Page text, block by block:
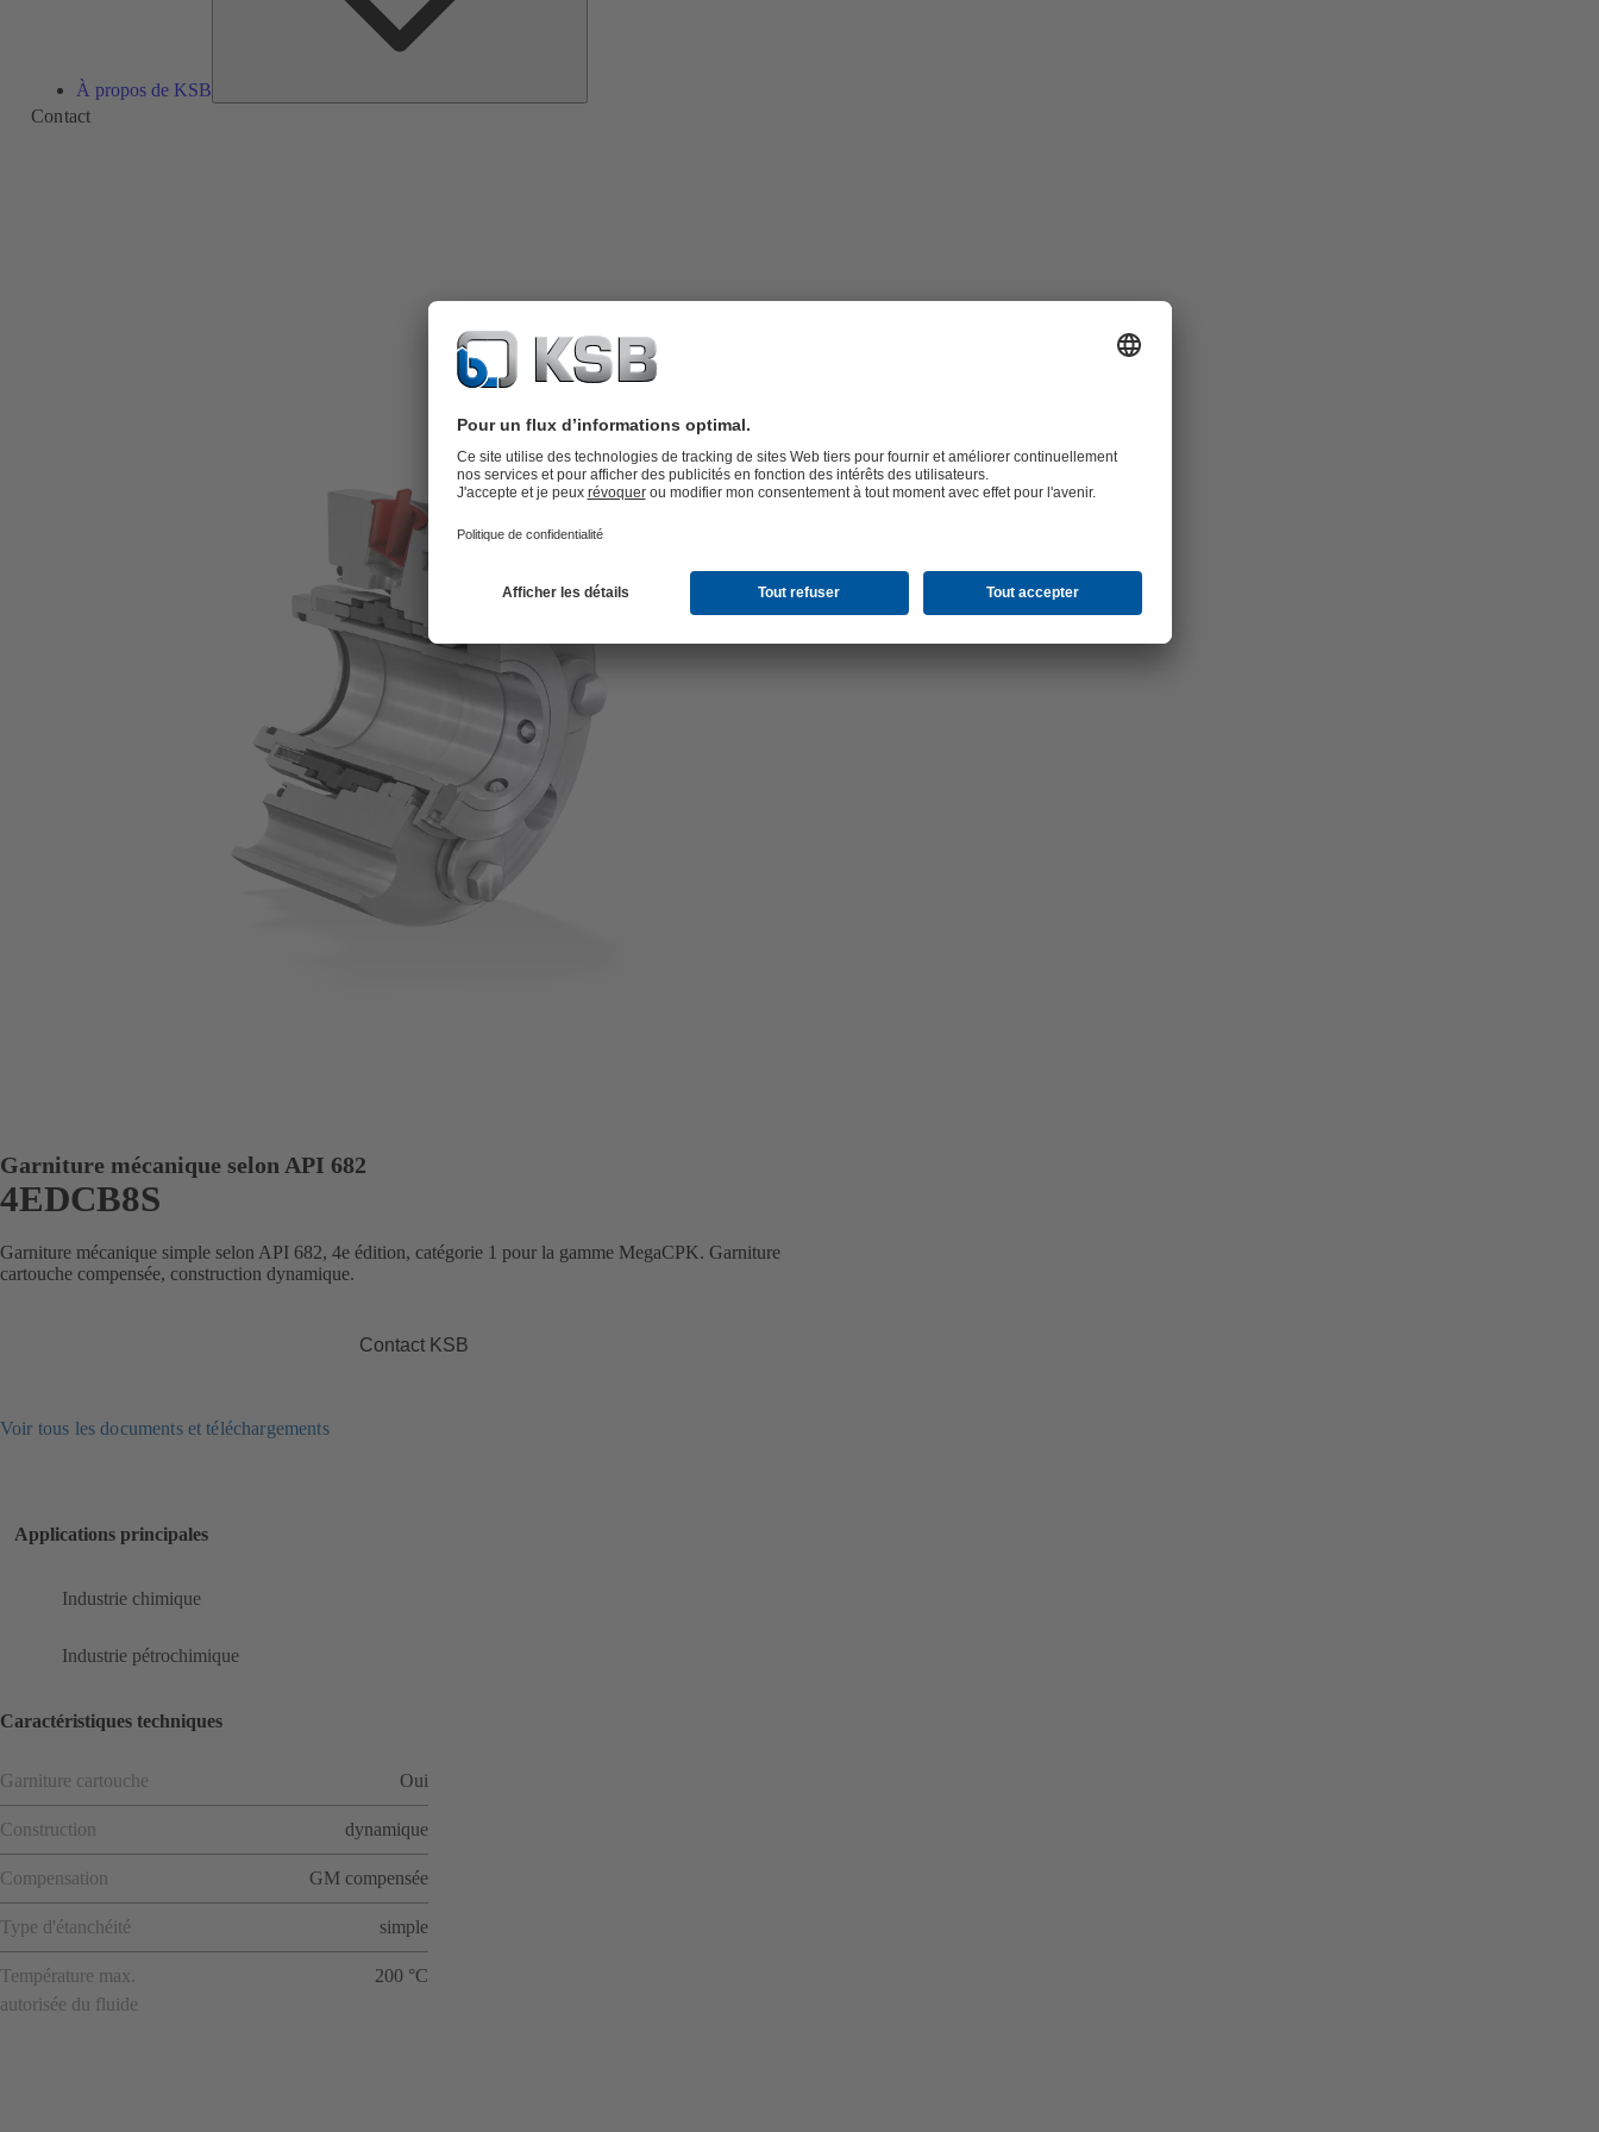
À propos de KSB
Contact
Garniture mécanique selon API 682
4EDCB8S
Garniture mécanique simple selon API 682, 4e édition, catégorie 1 pour la gamme MegaCPK. Garniture
cartouche compensée, construction dynamique.
Contact KSB
Voir tous les documents et téléchargements
Applications principales
Industrie chimique
Industrie pétrochimique
Caractéristiques techniques
Garniture cartouche Oui
Construction dynamique
Compensation GM compensée
Type d'étanchéité simple
Température max.
autorisée du fluide
200 °C